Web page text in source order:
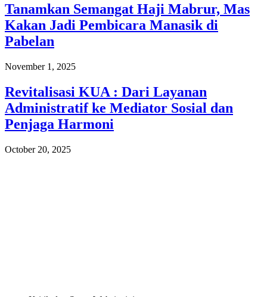
Tanamkan Semangat Haji Mabrur, Mas
Kakan Jadi Pembicara Manasik di
Pabelan
November 1, 2025
Revitalisasi KUA : Dari Layanan
Administratif ke Mediator Sosial dan
Penjaga Harmoni
October 20, 2025